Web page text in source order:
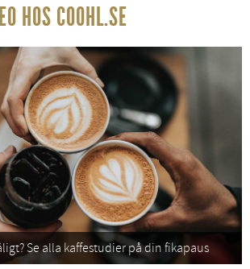
HOS COOHL.SE
Se alla kaffestudier på din fikapaus